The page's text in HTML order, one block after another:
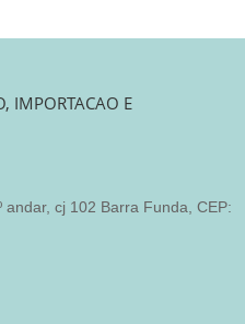
IMPORTACAO E
cj 102 Barra Funda, CEP: